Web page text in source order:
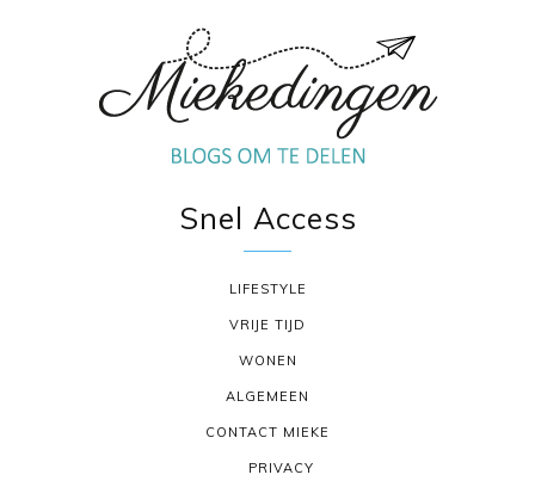
Snel Access
LIFESTYLE
VRIJE TIJD
WONEN
ALGEMEEN
CONTACT MIEKE
PRIVACY